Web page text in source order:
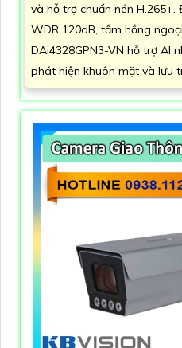
và hỗ trợ chuẩn nén H.265+.
WDR 120dB, tầm hồng
DAi4328GPN3-VN hỗ trợ AI
phát hiện khuôn mặt và lưu